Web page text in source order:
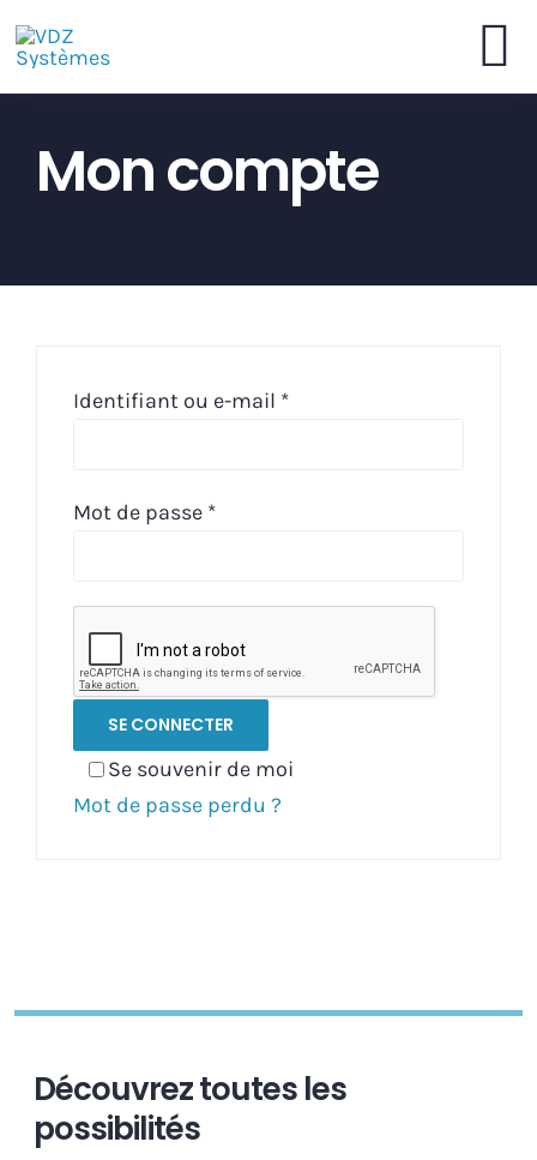
to
content
Commander en Ligne
Brochure
Mon compte
Identifiant ou e-mail *Obligatoire
Mot de passe *Obligatoire
Se souvenir de moi
SE CONNECTER
Mot de passe perdu ?
Découvrez toutes les
possibilités